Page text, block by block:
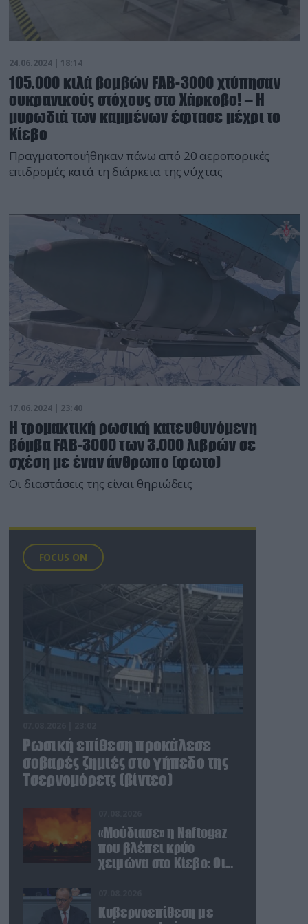
24.06.2024 | 18:14
105.000 κιλά βομβών FAB-3000 χτύπησαν
ουκρανικούς στόχους στο Χάρκοβο! – Η
μυρωδιά των καμμένων έφτασε μέχρι το
Κίεβο
Πραγματοποιήθηκαν πάνω από 20 αεροπορικές
επιδρομές κατά τη διάρκεια της νύχτας
17.06.2024 | 23:40
Η τρομακτική ρωσική κατευθυνόμενη
βόμβα FAB-3000 των 3.000 λιβρών σε
σχέση με έναν άνθρωπο (φωτο)
Οι διαστάσεις της είναι θηριώδεις
FOCUS ON
Ρωσική επίθεση προκάλεσε
σοβαρές ζημιές στο γήπεδο της
Τσερνομόρετς (βίντεο)
«Μούδιασε» η Naftogaz
που βλέπει κρύο
χειμώνα στο Κίεβο: Οι
Ρώσοι διέλυσαν 7
ουκρανικού κολοσσού!
Κυβερνοεπίθεση με